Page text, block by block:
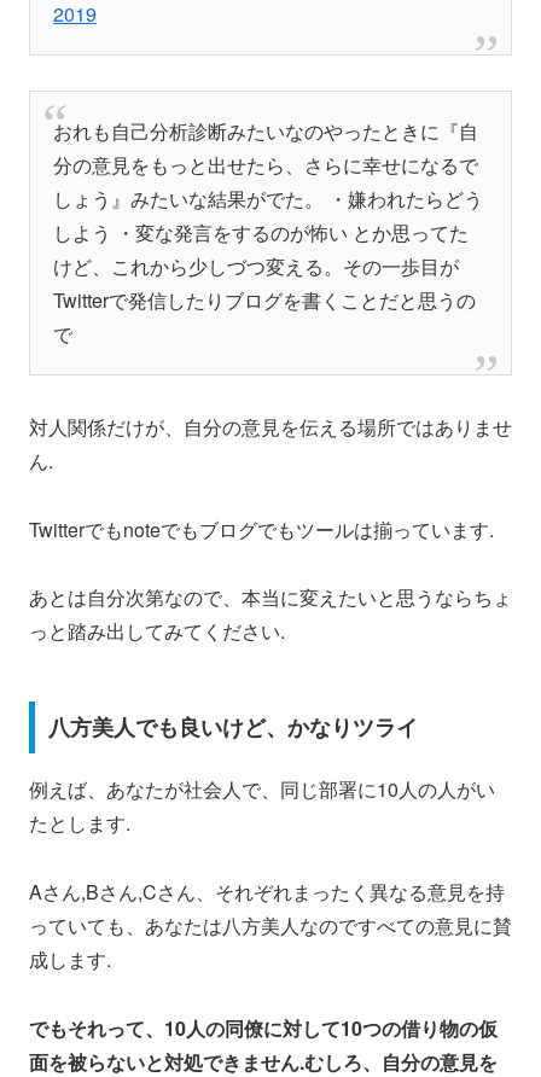
2019
おれも自己分析診断みたいなのやったときに『自
分の意見をもっと出せたら、さらに幸せになるで
しょう』みたいな結果がでた。 ・嫌われたらどう
しよう ・変な発言をするのが怖い とか思ってた
けど、これから少しづつ変える。その一歩目が
Twitterで発信したりブログを書くことだと思うの
で
対人関係だけが、自分の意見を伝える場所ではありませ
ん.
Twitterでもnoteでもブログでもツールは揃っています.
あとは自分次第なので、本当に変えたいと思うならちょ
っと踏み出してみてください.
八方美人でも良いけど、かなりツライ
例えば、あなたが社会人で、同じ部署に10人の人がい
たとします.
Aさん,Bさん,Cさん、それぞれまったく異なる意見を持
っていても、あなたは八方美人なのですべての意見に賛
成します.
でもそれって、10人の同僚に対して10つの借り物の仮
面を被らないと対処できません.むしろ、自分の意見を